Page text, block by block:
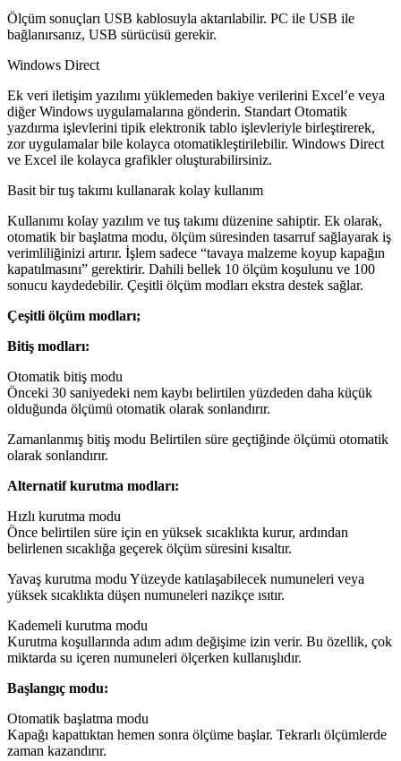
Ölçüm sonuçları USB kablosuyla aktarılabilir. PC ile USB ile
bağlanırsanız, USB sürücüsü gerekir.
Windows Direct
Ek veri iletişim yazılımı yüklemeden bakiye verilerini Excel’e veya
diğer Windows uygulamalarına gönderin. Standart Otomatik
yazdırma işlevlerini tipik elektronik tablo işlevleriyle birleştirerek,
zor uygulamalar bile kolayca otomatikleştirilebilir. Windows Direct
ve Excel ile kolayca grafikler oluşturabilirsiniz.
Basit bir tuş takımı kullanarak kolay kullanım
Kullanımı kolay yazılım ve tuş takımı düzenine sahiptir. Ek olarak,
otomatik bir başlatma modu, ölçüm süresinden tasarruf sağlayarak iş
verimliliğinizi artırır. İşlem sadece “tavaya malzeme koyup kapağın
kapatılmasını” gerektirir. Dahili bellek 10 ölçüm koşulunu ve 100
sonucu kaydedebilir. Çeşitli ölçüm modları ekstra destek sağlar.
Çeşitli ölçüm modları;
Bitiş modları:
Otomatik bitiş modu
Önceki 30 saniyedeki nem kaybı belirtilen yüzdeden daha küçük
olduğunda ölçümü otomatik olarak sonlandırır.
Zamanlanmış bitiş modu Belirtilen süre geçtiğinde ölçümü otomatik
olarak sonlandırır.
Alternatif kurutma modları:
Hızlı kurutma modu
Önce belirtilen süre için en yüksek sıcaklıkta kurur, ardından
belirlenen sıcaklığa geçerek ölçüm süresini kısaltır.
Yavaş kurutma modu Yüzeyde katılaşabilecek numuneleri veya
yüksek sıcaklıkta düşen numuneleri nazikçe ısıtır.
Kademeli kurutma modu
Kurutma koşullarında adım adım değişime izin verir. Bu özellik, çok
miktarda su içeren numuneleri ölçerken kullanışlıdır.
Başlangıç modu:
Otomatik başlatma modu
Kapağı kapattıktan hemen sonra ölçüme başlar. Tekrarlı ölçümlerde
zaman kazandırır.